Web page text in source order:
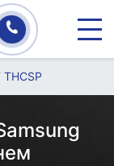
THCSP